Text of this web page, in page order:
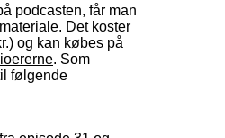
podcasten, får man
Det koster
og kan købes på
. Som
følgende